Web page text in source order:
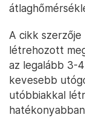
A cikk
létrehozott
az legalább 3-
kevesebb
utóbbiakkal